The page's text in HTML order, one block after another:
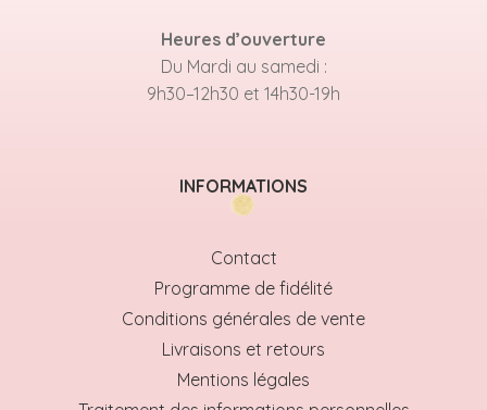
Heures d’ouverture
Du Mardi au samedi :
9h30–12h30 et 14h30-19h
INFORMATIONS
Contact
Programme de fidélité
Conditions générales de vente
Livraisons et retours
Mentions légales